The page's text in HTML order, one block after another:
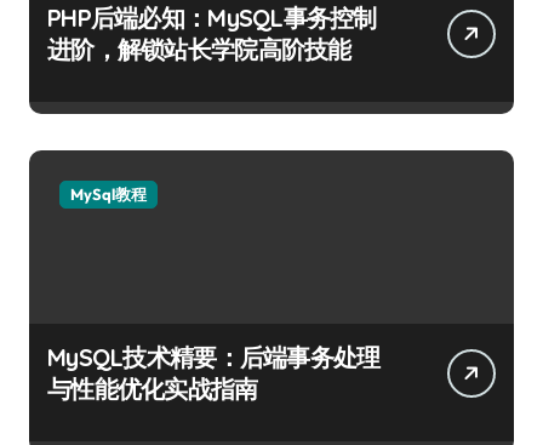
PHP后端必知：MySQL事务控制
进阶，解锁站长学院高阶技能
MySql教程
MySQL技术精要：后端事务处理
与性能优化实战指南